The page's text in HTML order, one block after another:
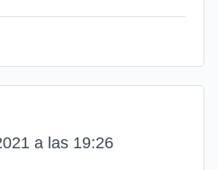
a las 19:26